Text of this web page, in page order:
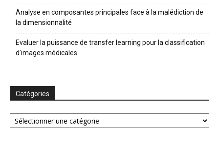
Analyse en composantes principales face à la malédiction de
la dimensionnalité
Evaluer la puissance de transfer learning pour la classification
d’images médicales
Catégories
Catégories